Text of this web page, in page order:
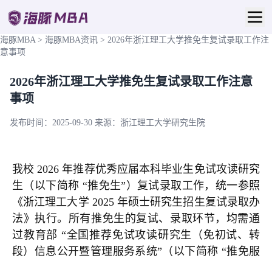
海豚MBA > 海豚MBA资讯 > 2026年浙江理工大学推免生复试录取工作注
意事项
2026年浙江理工大学推免生复试录取工作注意
事项
发布时间：2025-09-30 来源：浙江理工大学研究生院
我校 2026 年推荐优秀应届本科毕业生免试攻读研究
生（以下简称 “推免生”）复试录取工作，统一参照
《浙江理工大学 2025 年硕士研究生招生复试录取办
法》执行。所有推免生的复试、录取环节，均需通
过教育部 “全国推荐免试攻读研究生（免初试、转
段）信息公开暨管理服务系统”（以下简称 “推免服